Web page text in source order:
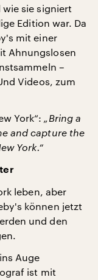
sie signiert
Edition war. Da
mit einer
Ahnungslosen
–
Videos, zum
York“: „Bring a
and capture the
York.“
leben, aber
können jetzt
und den
Auge
ist mit